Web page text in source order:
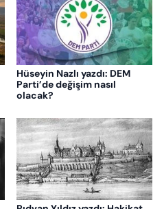
Hüseyin Nazlı yazdı: DEM
Parti’de değişim nasıl
olacak?